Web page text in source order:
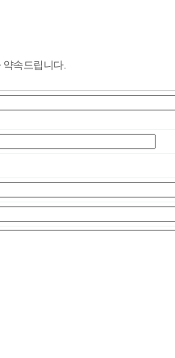
속드립니다.